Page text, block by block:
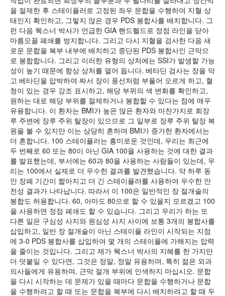
을 절제한 후 스테이플러로 고정된 좌우 문합을 수행하여 지혈 상
태인지 확인하고, 그렇지 않은 경우 PDS 봉합사를 배치합니다. 그
런 다음 웩스너 박사가 언급한 GIA 핸드헬드로 정점 라인을 닫아
마름모꼴 폐쇄를 방지합니다. 그리고 다시 지혈을 검사한 다음 새
로운 문합을 복부 내부에 배치하고 중단된 PDS 봉합사인 근막으
로 봉합합니다. 그리고 이러한 유형의 상처에는 SSI가 발생할 가능
성이 높기 때문에 항상 상처를 열어 둡니다. 베타딘 검사는 장을 막
고 베타딘을 압박하여 짜서 장이 풍선처럼 부풀어 오르게 하고, 혈
청이 있는 경우 강조 표시하고, 해당 부위의 색 변화를 확인하고,
원하는 대로 해당 부위를 절제하거나 봉합할 수 있다는 점에 매우
유용합니다. 이 환자는 BMI가 높은 많은 환자와 마찬가지로 회장
루 주변에 장루 주위 탈장이 있으므로 그 일부로 장루 주위 탈장 복
원을 볼 수 있지만 이는 상당히 흔하며 BMI가 증가한 환자에서는
더 흔합니다. 100 스테이플러는 흥미로운 것인데, 우리는 최근에
두 번째로 60 또는 80이 아닌 GIA 100을 사용하는 것에 대한 결과
를 발표했는데, 부서에는 60과 80을 사용하는 사람들이 있는데, 우
리는 100에서 실제로 더 우수한 결과를 발견했습니다. 약 하루 동
안 장폐 기간이 짧아지고 더 긴 스테이플러를 사용하여 우수한 안
전성 결과가 나타납니다. 따라서 이 100은 일반적인 장 절개술의
봉합도 허용합니다. 60, 아마도 80으로 할 수 있을지 모르겠고 100
을 사용하면 정점 폐쇄도 할 수 있습니다. 그리고 우리가 하는 또
다른 일은 구심성 사지와 원심성 사지 사이에 보통 3개의 봉합사를
삽입하고, 일반 장 절개술이 아닌 스테이플 라인이 시작되는 지점
에 3-0 PDS 봉합사를 삽입하여 몇 개의 스테이플에 가해지는 압력
을 줄이는 것입니다. 그리고 제가 웩스너 박사의 지혜를 한 가지만
더 덧붙일 수 있다면, 그것은 정말, 정말 유용하며, 특히 젊은 외과
의사들에게 유용하며, 근막 절개 부위에 인색하지 마십시오. 문합
을 다시 시작하는 데 문제가 있을 때마다 문합을 수행하거나 문합
을 수행하려고 할 때 또는 문합을 복부에 다시 배치하려고 할 때 두